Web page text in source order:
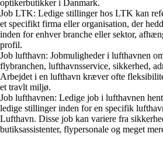
optikerbutikker i Danmark.
Job LTK: Ledige stillinger hos LTK kan
et specifikt firma eller organisation, der
inden for enhver branche eller sektor,
profil.
Job lufthavn: Jobmuligheder i lufthavnen
flybranchen, lufthavnsservice, sikkerhed,
Arbejdet i en lufthavn kræver ofte
et travlt miljø.
Job lufthavnen: Ledige job i lufthavnen
ledige stillinger inden for en specifik
Lufthavn. Disse job kan variere fra
butiksassistenter, flypersonale og meget